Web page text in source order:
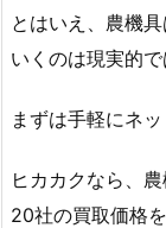
とはいえ、農機
いくのは現実的で
まずは手軽にネ
ヒカカクなら、
20社の買取価格